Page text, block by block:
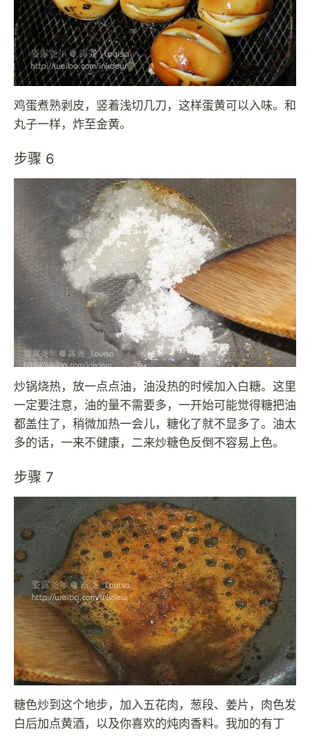
鸡蛋煮熟剥皮，竖着浅切几刀，这样蛋黄可以入味。和
丸子一样，炸至金黄。
步骤 6
炒锅烧热，放一点点油，油没热的时候加入白糖。这里
一定要注意，油的量不需要多，一开始可能觉得糖把油
都盖住了，稍微加热一会儿，糖化了就不显多了。油太
多的话，一来不健康，二来炒糖色反倒不容易上色。
步骤 7
糖色炒到这个地步，加入五花肉，葱段、姜片，肉色发
白后加点黄酒，以及你喜欢的炖肉香料。我加的有丁